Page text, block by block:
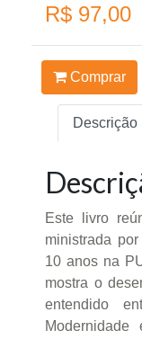
R$ 97,00
Comprar
Descrição
Este livro
ministrada
10 anos na
mostra o
entendido